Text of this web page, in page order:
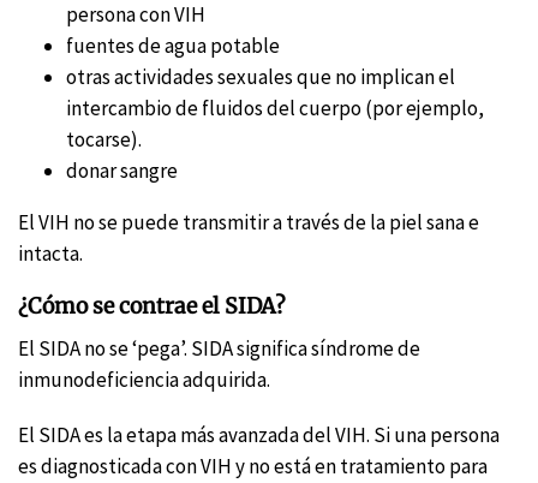
persona con VIH
fuentes de agua potable
otras actividades sexuales que no implican el
intercambio de fluidos del cuerpo (por ejemplo,
tocarse).
donar sangre
El VIH no se puede transmitir a través de la piel sana e
intacta.
¿Cómo se contrae el SIDA?
El SIDA no se ‘pega’. SIDA significa síndrome de
inmunodeficiencia adquirida.
El SIDA es la etapa más avanzada del VIH. Si una persona
es diagnosticada con VIH y no está en tratamiento para